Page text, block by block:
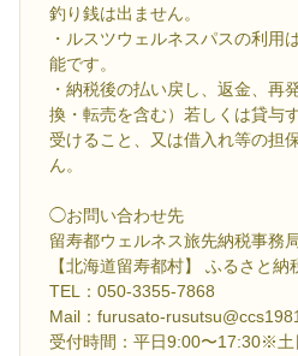
釣り銭は出ません。
・ルスツウェルネスパスの利用
能です。
・納税後の払い戻し、返金、再
換・転売を含む）若しくは貸与
受けること、又は借入れ等の担
ん。
◯お問い合わせ先
留寿都ウェルネス旅先納税事務
【北海道留寿都村】 ふるさと
TEL：050-3355-7868
Mail：furusato-
受付時間：平日9:00〜17:30※土